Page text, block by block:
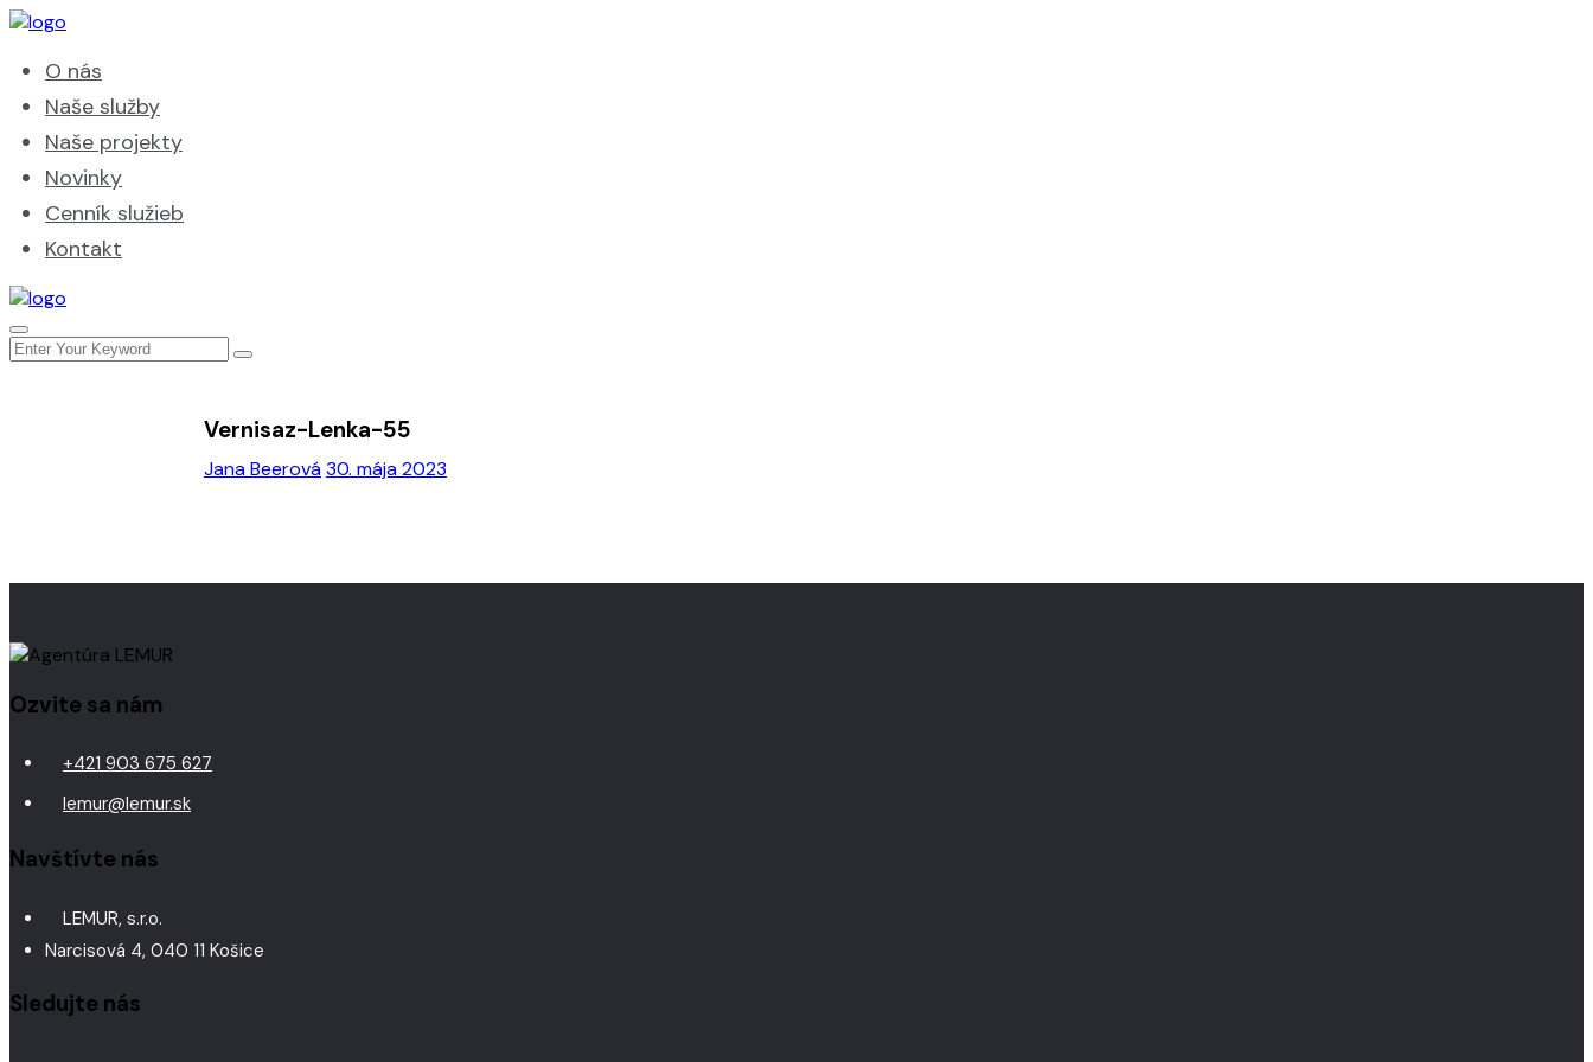
O nás
Naše služby
Naše projekty
Novinky
Cenník služieb
Kontakt
Jana Beerová30. mája 2023
Vernisaz-Lenka-55
Ozvite sa nám
+421 903 675 627
lemur@lemur.sk
Navštívte nás
LEMUR, s.r.o.
Narcisová 4, 040 11 Košice
Sledujte nás